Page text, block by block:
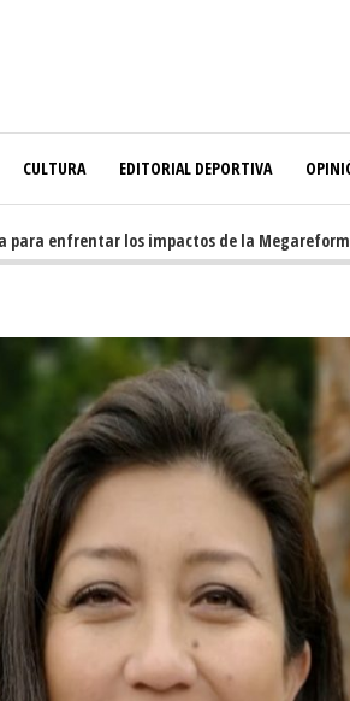
CULTURA EDITORIAL DEPORTIVA
enfrentar los impactos de la Megareforma